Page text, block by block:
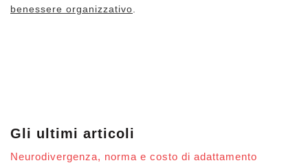
benessere organizzativo
Gli ultimi articoli
Neurodivergenza, norma e costo di adattamento